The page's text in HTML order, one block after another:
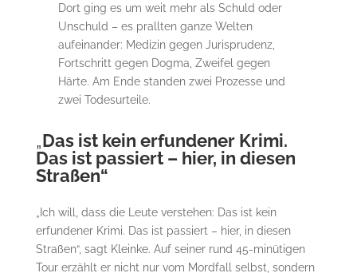
Dort ging es um weit mehr als Schuld oder
Unschuld – es prallten ganze Welten
aufeinander: Medizin gegen Jurisprudenz,
Fortschritt gegen Dogma, Zweifel gegen
Härte. Am Ende standen zwei Prozesse und
zwei Todesurteile.
„Das ist kein erfundener Krimi.
Das ist passiert – hier, in diesen
Straßen“
„Ich will, dass die Leute verstehen: Das ist kein
erfundener Krimi. Das ist passiert – hier, in diesen
Straßen“, sagt Kleinke. Auf seiner rund 45-minütigen
Tour erzählt er nicht nur vom Mordfall selbst, sondern